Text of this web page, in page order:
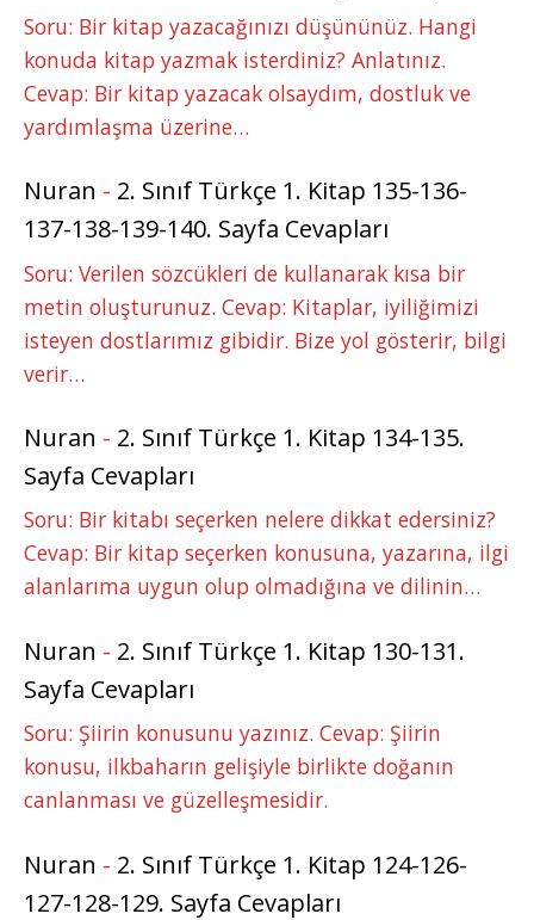
Soru: Bir kitap yazacağınızı düşününüz. Hangi
konuda kitap yazmak isterdiniz? Anlatınız.
Cevap: Bir kitap yazacak olsaydım, dostluk ve
yardımlaşma üzerine…
Nuran - 2. Sınıf Türkçe 1. Kitap 135-136-
137-138-139-140. Sayfa Cevapları
Soru: Verilen sözcükleri de kullanarak kısa bir
metin oluşturunuz. Cevap: Kitaplar, iyiliğimizi
isteyen dostlarımız gibidir. Bize yol gösterir, bilgi
verir…
Nuran - 2. Sınıf Türkçe 1. Kitap 134-135.
Sayfa Cevapları
Soru: Bir kitabı seçerken nelere dikkat edersiniz?
Cevap: Bir kitap seçerken konusuna, yazarına, ilgi
alanlarıma uygun olup olmadığına ve dilinin…
Nuran - 2. Sınıf Türkçe 1. Kitap 130-131.
Sayfa Cevapları
Soru: Şiirin konusunu yazınız. Cevap: Şiirin
konusu, ilkbaharın gelişiyle birlikte doğanın
canlanması ve güzelleşmesidir.
Nuran - 2. Sınıf Türkçe 1. Kitap 124-126-
127-128-129. Sayfa Cevapları